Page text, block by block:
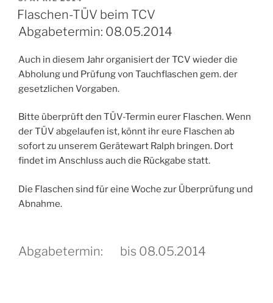
AM
Flaschen-TÜV beim TCV
Abgabetermin: 08.05.2014
Auch in diesem Jahr organisiert der TCV wieder die
Abholung und Prüfung von Tauchflaschen gem. der
gesetzlichen Vorgaben.
Bitte überprüft den TÜV-Termin eurer Flaschen. Wenn
der TÜV abgelaufen ist, könnt ihr eure Flaschen ab
sofort zu unserem Gerätewart Ralph bringen. Dort
findet im Anschluss auch die Rückgabe statt.
Die Flaschen sind für eine Woche zur Überprüfung und
Abnahme.
Abgabetermin: bis 08.05.2014